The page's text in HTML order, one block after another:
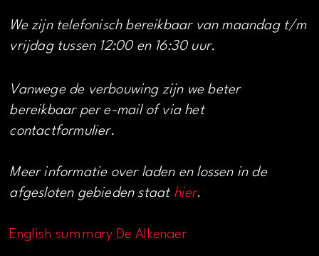
We zijn telefonisch bereikbaar van maandag t/m
vrijdag tussen 12:00 en 16:30 uur.
Vanwege de verbouwing zijn we beter
bereikbaar per e-mail of via het
contactformulier.
Meer informatie over laden en lossen in de
afgesloten gebieden staat hier.
English summary De Alkenaer